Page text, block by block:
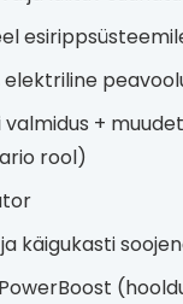
elektriline
+
rool)
käigukasti